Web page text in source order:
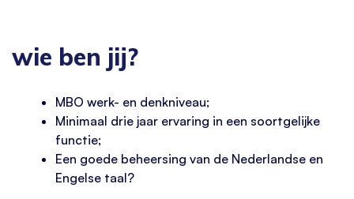
wie ben jij?
MBO werk- en denkniveau;
Minimaal drie jaar ervaring in een soortgelijke
functie;
Een goede beheersing van de Nederlandse en
Engelse taal?